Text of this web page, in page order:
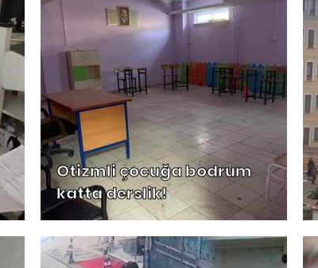
Otizmli çocuğa bodrum
katta derslik!